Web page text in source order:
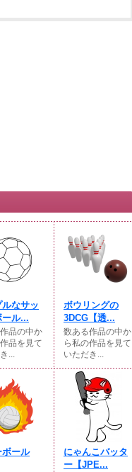
ルなサッ
ール...
品の中か
品を見て
...
ボウリングの
3DCG【透...
数ある作品の中か
ら私の作品を見て
いただき...
ボール
にゃんこバッタ
ー【JPE...